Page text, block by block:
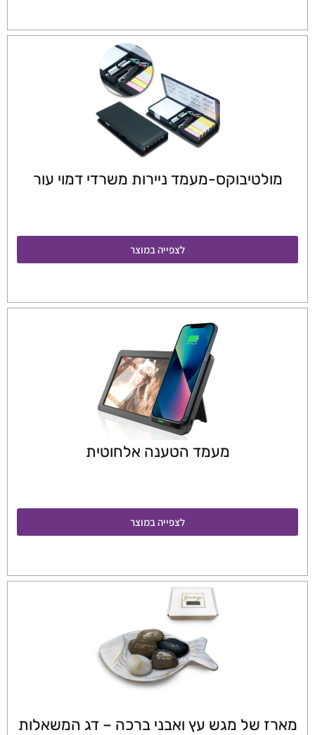
מולטיבוקס-מעמד ניירות משרדי דמוי עור
לצפייה במוצר
מעמד הטענה אלחוטית
לצפייה במוצר
מארז של מגש עץ ואבני ברכה – דג המשאלות